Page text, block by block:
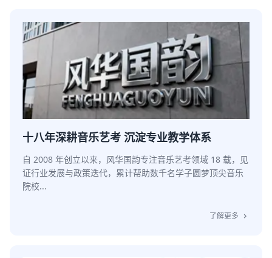
十八年深耕音乐艺考 沉淀专业教学体系
自 2008 年创立以来，风华国韵专注音乐艺考领域 18 载，见
证行业发展与政策迭代，累计帮助数千名学子圆梦顶尖音乐
院校...
了解更多 chevron_right